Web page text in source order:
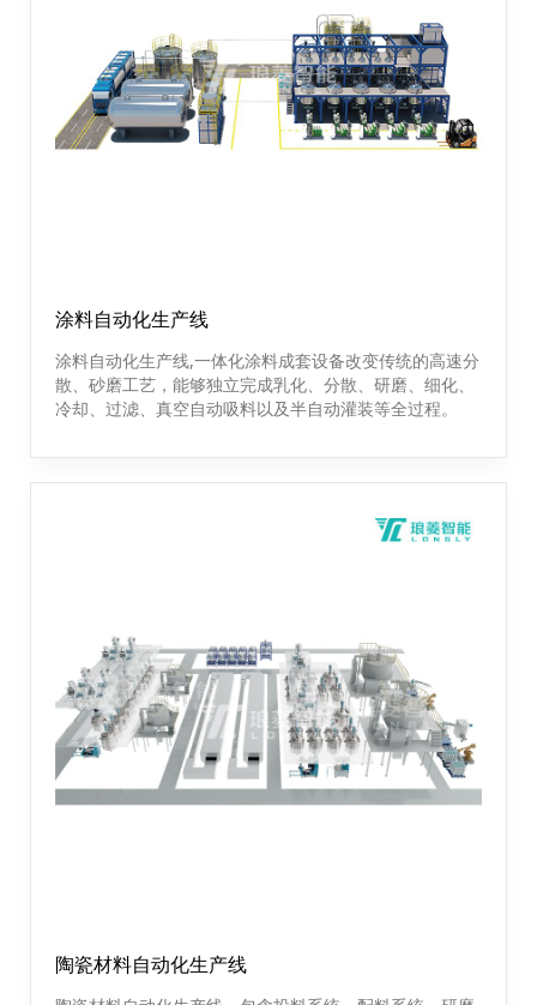
涂料自动化生产线
涂料自动化生产线,一体化涂料成套设备改变传统的高速分
散、砂磨工艺，能够独立完成乳化、分散、研磨、细化、
冷却、过滤、真空自动吸料以及半自动灌装等全过程。
陶瓷材料自动化生产线